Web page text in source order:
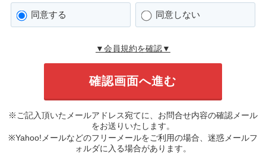
同意する 同意しない
▼会員規約を確認▼
※ご記入頂いたメールアドレス宛てに、お問合せ内容の確認メール
をお送りいたします。
※Yahoo!メールなどのフリーメールをご利用の場合、迷惑メールフ
ォルダに入る場合があります。